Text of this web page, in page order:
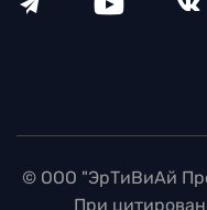
© ООО "ЭрТиВиАй
При